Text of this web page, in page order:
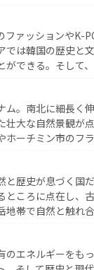
判のスイーツな
一覧を参照してほ
ァッションやK-
は韓国の歴史と
できる。そして
れながら、韓国
ンテンツ一覧を参
。南北に細長く
大な自然景観が
ーチミン市のフ
やバインミー、
かい人々が旅行
。 なお、新着のベトナム情報はコ
歴史が息づく国
ころに点在し、
地帯で自然と触れ
は一年中温暖で
中心とした文化
エネルギーをも